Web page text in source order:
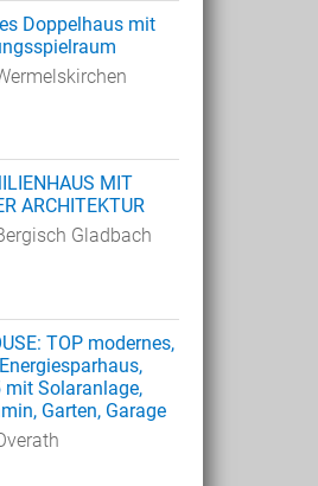
Doppelhaus mit
MIT
ARCHITEKTUR
Gladbach
TOP modernes,
mit Solaranlage,
Garten, Garage